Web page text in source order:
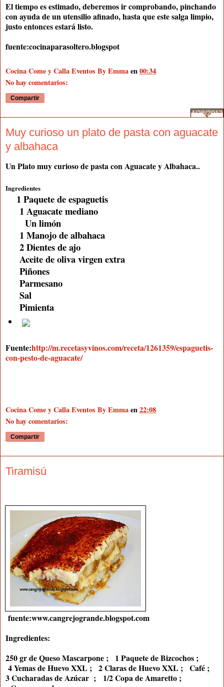
El tiempo es estimado, deberemos ir comprobando, pinchando
con ayuda de un utensilio afinado, hasta que este salga limpio,
justo entonces estará listo.
fuente:cocinaparasoltero.blogspot
Cocina Come y Calla Eventos By Emmaen00:34
No hay comentarios:
Compartir
4/28/2013
Muy curioso un plato de pasta con aguacate
y albahaca
Un Plato muy curioso de pasta con Aguacate y Albahaca..
Ingredientes
1 Paquete de espaguetis
1 Aguacate mediano
Un limón
1 Manojo de albahaca
2 Dientes de ajo
Aceite de oliva virgen extra
Piñones
Parmesano
Sal
Pimienta
Fuente:http://m.recetasyvinos.com/receta/1261359/espaguetis-
con-pesto-de-aguacate/
Cocina Come y Calla Eventos By Emmaen22:08
No hay comentarios:
Compartir
Tiramisú
fuente:www.cangrejogrande.blogspot.com
Ingredientes:
250 gr de Queso Mascarpone ; 1 Paquete de Bizcochos ;
4 Yemas de Huevo XXL ; 2 Claras de Huevo XXL ; Café ;
3 Cucharadas de Azúcar ; 1/2 Copa de Amaretto ;